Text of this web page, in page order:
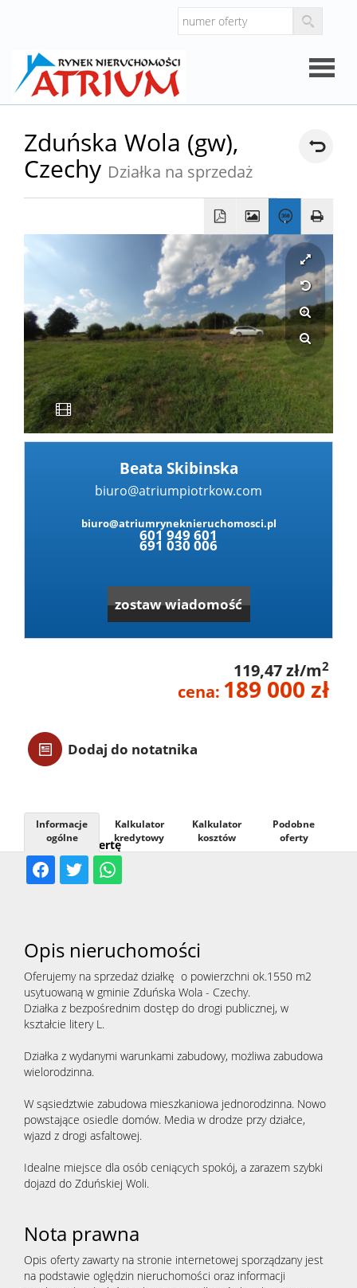
firmie
Oferty
Domy
Dzialki
Zduńska Wola (gw),
Czechy Działka na sprzedaż
Beata Skibinska
biuro@atriumpiotrkow.com
biuro@atriumryneknieruchomosci.pl
601 949 601
691 030 006
zostaw wiadomość
119,47 zł/m2
cena: 189 000 zł
Dodaj do notatnika
Udostępnij ofertę
Informacje
ogólne
Kalkulator
kredytowy
Kalkulator
kosztów
Podobne
oferty
Opis nieruchomości
Oferujemy na sprzedaż działkę o powierzchni ok.1550 m2
usytuowaną w gminie Zduńska Wola - Czechy.
Działka z bezpośrednim dostęp do drogi publicznej, w
kształcie litery L.
Działka z wydanymi warunkami zabudowy, możliwa zabudowa
wielorodzinna.
W sąsiedztwie zabudowa mieszkaniowa jednorodzinna. Nowo
powstające osiedle domów. Media w drodze przy działce,
wjazd z drogi asfaltowej.
Idealne miejsce dla osób ceniących spokój, a zarazem szybki
dojazd do Zduńskiej Woli.
Nota prawna
Opis oferty zawarty na stronie internetowej sporządzany jest
na podstawie oględzin nieruchomości oraz informacji